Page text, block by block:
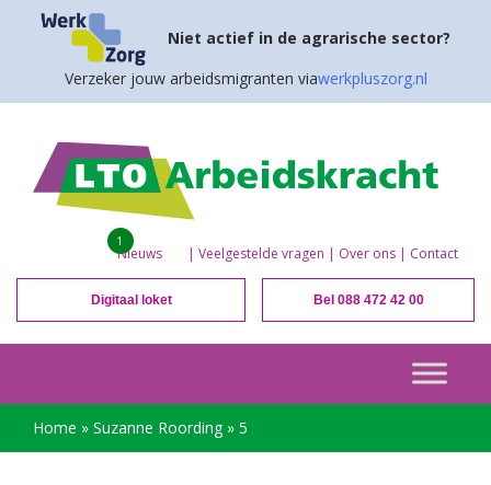
Niet actief in de agrarische sector?
Verzeker jouw arbeidsmigranten viawerkpluszorg.nl
Nieuws
1
| Veelgestelde vragen | Over ons | Contact
Digitaal loket Bel 088 472 42 00
Home » Suzanne Roording» 5